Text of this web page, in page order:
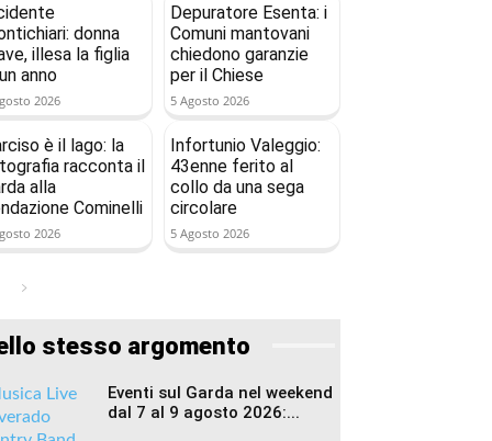
donna
illesa la figlia
anno
2026
Depuratore Esenta: i
Comuni mantovani
chiedono garanzie
per il Chiese
5 Agosto 2026
è il lago: la
racconta il
alla
Cominelli
2026
Infortunio Valeggio:
43enne ferito al
collo da una sega
circolare
5 Agosto 2026
stesso argomento
Eventi sul Garda nel weekend
dal 7 al 9 agosto 2026:...